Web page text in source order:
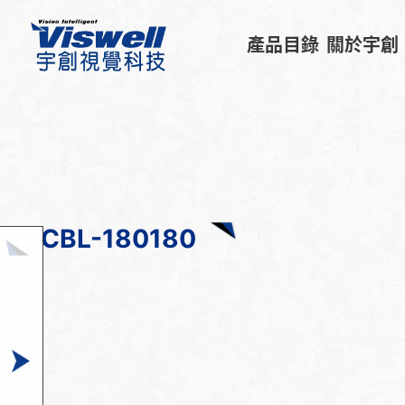
產品目錄 關於宇創
CBL-180180